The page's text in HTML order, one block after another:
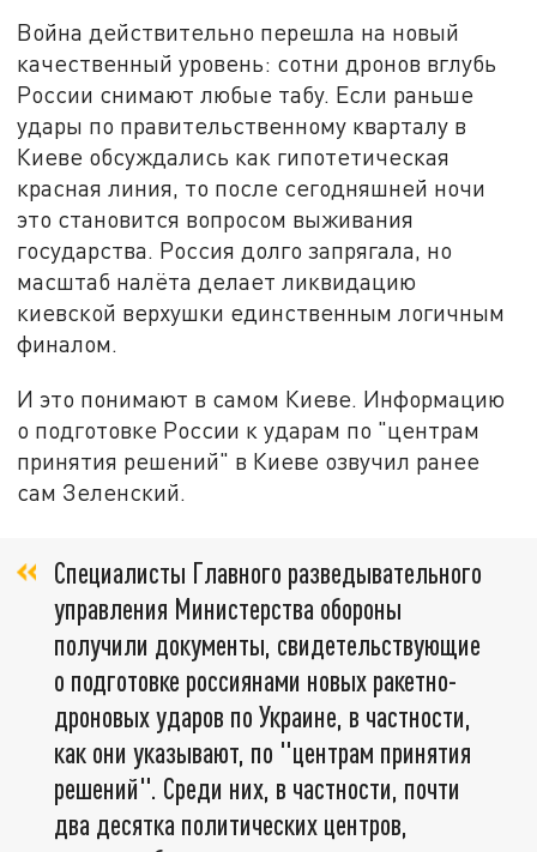
Война действительно перешла на новый
качественный уровень: сотни дронов вглубь
России снимают любые табу. Если раньше
удары по правительственному кварталу в
Киеве обсуждались как гипотетическая
красная линия, то после сегодняшней ночи
это становится вопросом выживания
государства. Россия долго запрягала, но
масштаб налёта делает ликвидацию
киевской верхушки единственным логичным
финалом.
И это понимают в самом Киеве. Информацию
о подготовке России к ударам по "центрам
принятия решений" в Киеве озвучил ранее
сам Зеленский.
Специалисты Главного разведывательного
управления Министерства обороны
получили документы, свидетельствующие
о подготовке россиянами новых ракетно-
дроновых ударов по Украине, в частности,
как они указывают, по "центрам принятия
решений". Среди них, в частности, почти
два десятка политических центров,